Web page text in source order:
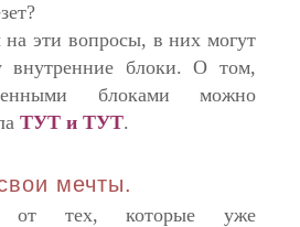
эти вопросы, в них могут
внутренние блоки. О том,
блоками можно
ТУТ и ТУТ.
мечты.
от тех, которые уже